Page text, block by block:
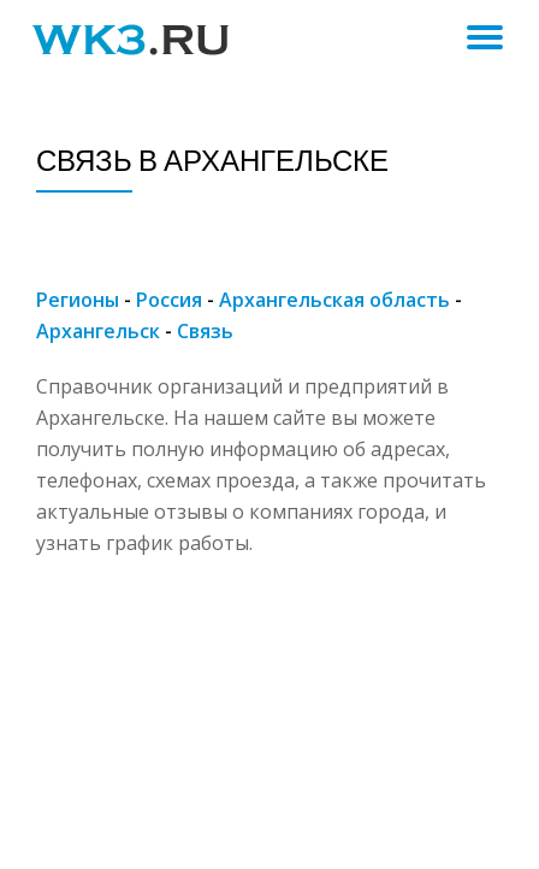
СВЯЗЬ В АРХАНГЕЛЬСКЕ
Регионы - Россия - Архангельская область -
Архангельск - Связь
Справочник организаций и предприятий в
Архангельске. На нашем сайте вы можете
получить полную информацию об адресах,
телефонах, схемах проезда, а также прочитать
актуальные отзывы о компаниях города, и
узнать график работы.